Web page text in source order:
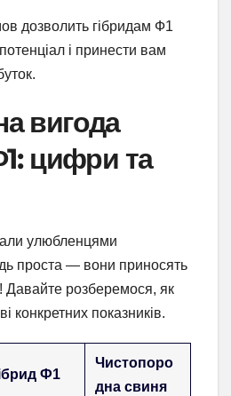
дозволить гібридам Ф1
і принести вам
вигода
цифри та
улюбленцями
проста — вони приносять
Давайте розберемося, як
конкретних показників.
Ф1
Чистопоро
дна свиня